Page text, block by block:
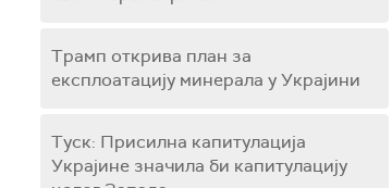
Трамп открива план за
експлоатацију минерала у Украјини
Туск: Присилна капитулација
Украјине значила би капитулацију